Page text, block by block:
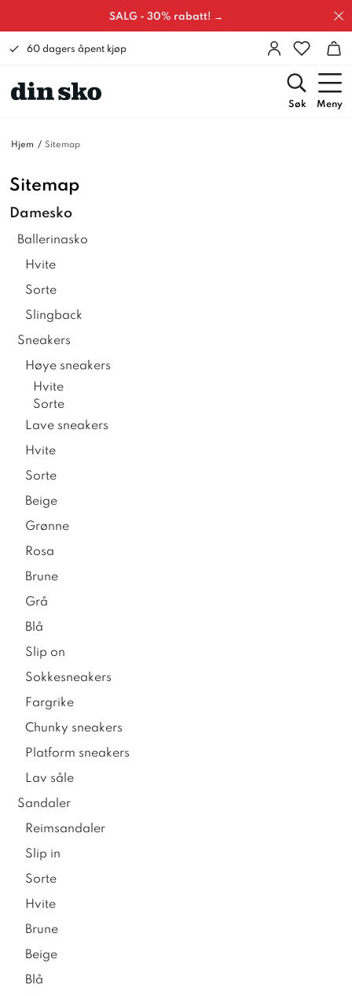
SALG - 30% rabatt! →
60 dagers åpent kjøp
Søk Meny
Hjem Sitemap
Sitemap
Damesko
Ballerinasko
Hvite
Sorte
Slingback
Sneakers
Høye sneakers
Hvite
Sorte
Lave sneakers
Hvite
Sorte
Beige
Grønne
Rosa
Brune
Grå
Blå
Slip on
Sokkesneakers
Fargrike
Chunky sneakers
Platform sneakers
Lav såle
Sandaler
Reimsandaler
Slip in
Sorte
Hvite
Brune
Beige
Blå